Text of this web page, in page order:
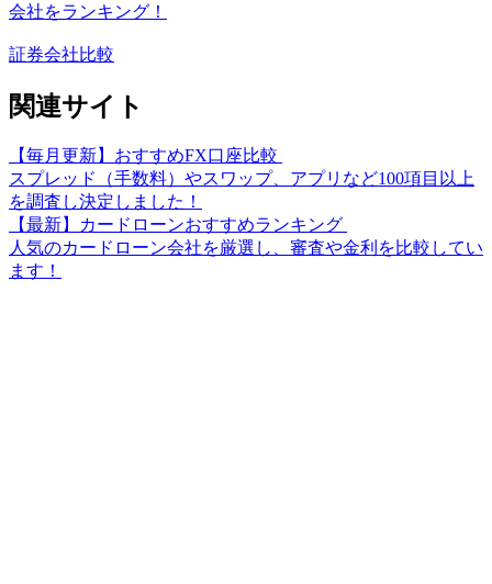
会社をランキング！
証券会社比較
関連サイト
【毎月更新】おすすめFX口座比較
スプレッド（手数料）やスワップ、アプリなど100項目以上
を調査し決定しました！
【最新】カードローンおすすめランキング
人気のカードローン会社を厳選し、審査や金利を比較してい
ます！